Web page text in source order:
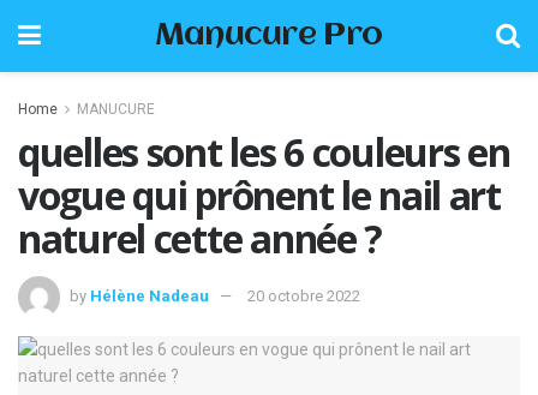
Manucure Pro
Home MANUCURE
quelles sont les 6 couleurs en
vogue qui prônent le nail art
naturel cette année ?
by Hélène Nadeau 20 octobre 2022